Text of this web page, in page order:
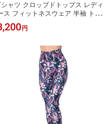
ャツ クロップドトップス レディ
ス フィットネスウェア 半袖 トップ
フィットシルエット スポーツウェ
タンクトップ おしゃれ インポート
大人 筋トレ コロンビア製
円